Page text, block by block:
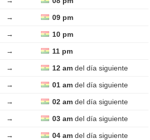
→ 09 pm
→ 10 pm
→ 11 pm
→ 12 am del día siguiente
→ 01 am del día siguiente
→ 02 am del día siguiente
→ 03 am del día siguiente
→ 04 am del día siguiente